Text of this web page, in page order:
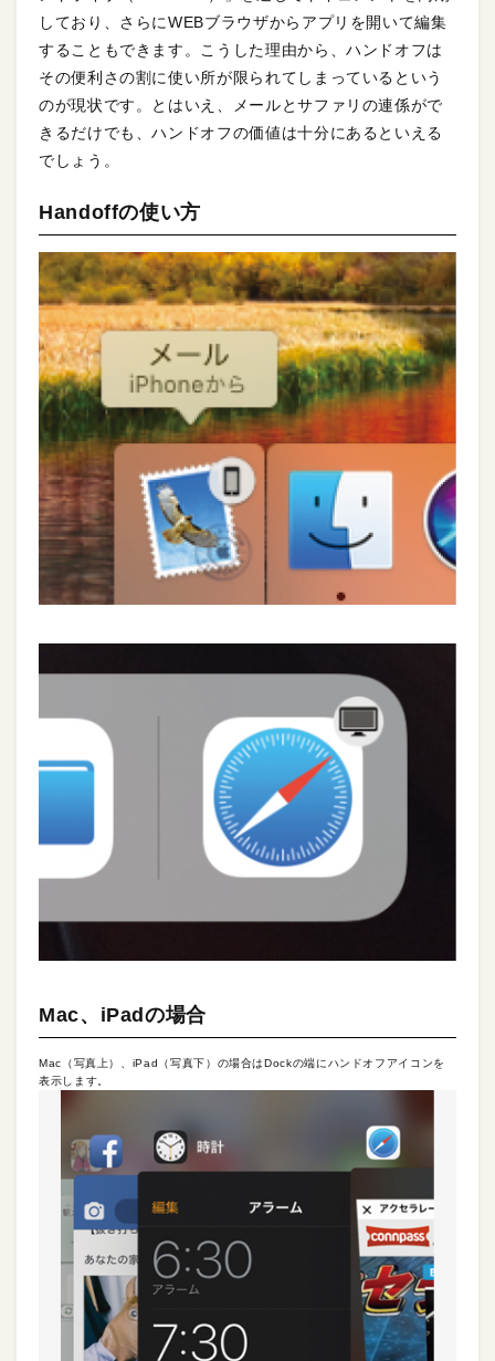
しており、さらにWEBブラウザからアプリを開いて編集
することもできます。こうした理由から、ハンドオフは
その便利さの割に使い所が限られてしまっているという
のが現状です。とはいえ、メールとサファリの連係がで
きるだけでも、ハンドオフの価値は十分にあるといえる
でしょう。
Handoffの使い方
Mac、iPadの場合
Mac（写真上）、iPad（写真下）の場合はDockの端にハンドオフアイコンを
表示します。